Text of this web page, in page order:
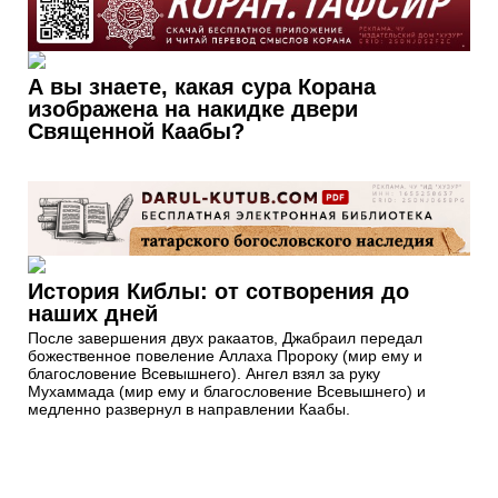
А вы знаете, какая сура Корана
изображена на накидке двери
Священной Каабы?
История Киблы: от сотворения до
наших дней
После завершения двух ракаатов, Джабраил передал
божественное повеление Аллаха Пророку (мир ему и
благословение Всевышнего). Ангел взял за руку
Мухаммада (мир ему и благословение Всевышнего) и
медленно развернул в направлении Каабы.